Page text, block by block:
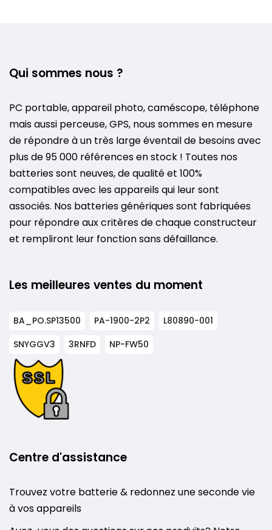
Qui sommes nous ?
PC portable, appareil photo, caméscope, téléphone
mais aussi perceuse, GPS, nous sommes en mesure
de répondre à un très large éventail de besoins avec
plus de 95 000 références en stock ! Toutes nos
batteries sont neuves, de qualité et 100%
compatibles avec les appareils qui leur sont
associés. Nos batteries génériques sont fabriquées
pour répondre aux critères de chaque constructeur
et rempliront leur fonction sans défaillance.
Les meilleures ventes du moment
BA_PO.SP13500 PA-1900-2P2
L80890-001
SNYGGV3
3RNFD NP-FW50
Centre d'assistance
Trouvez votre batterie & redonnez une seconde vie
à vos appareils